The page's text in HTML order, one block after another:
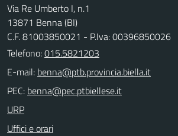
Via Re Umberto I, n.1
13871 Benna (BI)
C.F. 81003850021 - P.Iva: 00396850026
Telefono:015.5821203
E-mail:
PEC:
URP
Uffici e orari